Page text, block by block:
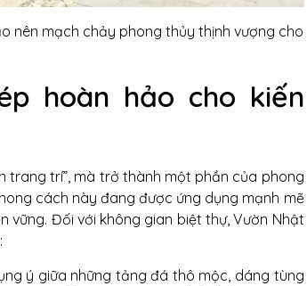
nên mạch chảy phong thủy thịnh vượng cho
hoàn hảo cho kiến
trang trí”, mà trở thành một phần của phong
cách này đang được ứng dụng mạnh mẽ
Đối với không gian biệt thự, Vườn Nhật
ý giữa những tảng đá thô mộc, dáng tùng